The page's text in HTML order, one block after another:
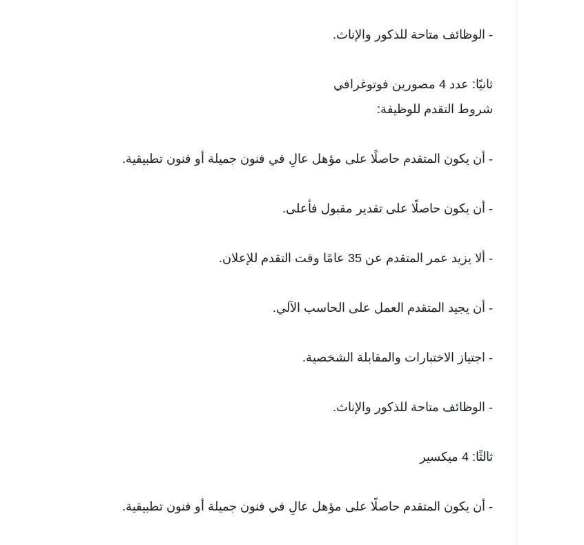
- الوظائف متاحة للذكور والإناث.
ثانيًا: عدد 4 مصورين فوتوغرافي
شروط التقدم للوظيفة:
- أن يكون المتقدم حاصلًا على مؤهل عالِ في فنون جميلة أو فنون تطبيقية.
- أن يكون حاصلًا على تقدير مقبول فأعلى.
- ألا يزيد عمر المتقدم عن 35 عامًا وقت التقدم للإعلان.
- أن ​يجيد المتقدم العمل على الحاسب الآلي.
- اجتياز الاختبارات والمقابلة الشخصية.
- الوظائف متاحة للذكور والإناث.
ثالثًا: 4 ميكسير
- أن يكون المتقدم حاصلًا على مؤهل عالِ في فنون جميلة أو فنون تطبيقية.